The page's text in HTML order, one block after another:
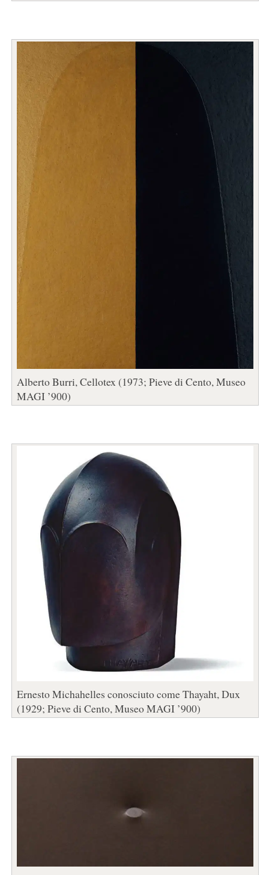
Alberto Burri, Cellotex (1973; Pieve di Cento, Museo
MAGI ’900)
Ernesto Michahelles conosciuto come Thayaht, Dux
(1929; Pieve di Cento, Museo MAGI ’900)